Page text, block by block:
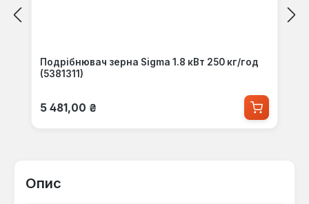
Подрібнювач зерна Sigma 1.8 кВт 250 кг/год
(5381311)
Звичайна ціна:
5 481,00 ₴
Опис